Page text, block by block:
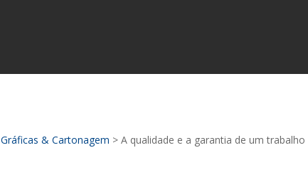
Gráficas & Cartonagem > A qualidade e a garantia de um